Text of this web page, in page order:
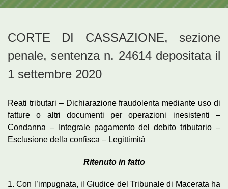
CORTE DI CASSAZIONE, sezione
penale, sentenza n. 24614 depositata il
1 settembre 2020
Reati tributari – Dichiarazione fraudolenta mediante uso di
fatture o altri documenti per operazioni inesistenti –
Condanna – Integrale pagamento del debito tributario –
Esclusione della confisca – Legittimità
Ritenuto in fatto
1. Con l’impugnata, il Giudice del Tribunale di Macerata ha